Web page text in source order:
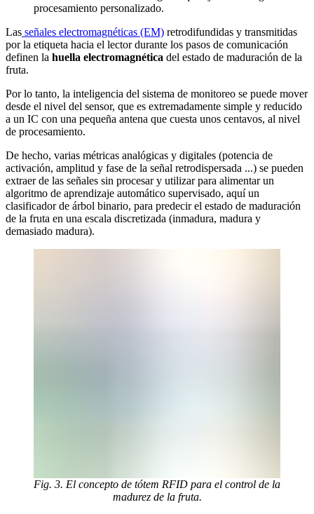
procesamiento personalizado.
Las señales electromagnéticas (EM) retrodifundidas y transmitidas
por la etiqueta hacia el lector durante los pasos de comunicación
definen la huella electromagnética del estado de maduración de la
fruta.
Por lo tanto, la inteligencia del sistema de monitoreo se puede mover
desde el nivel del sensor, que es extremadamente simple y reducido
a un IC con una pequeña antena que cuesta unos centavos, al nivel
de procesamiento.
De hecho, varias métricas analógicas y digitales (potencia de
activación, amplitud y fase de la señal retrodispersada ...) se pueden
extraer de las señales sin procesar y utilizar para alimentar un
algoritmo de aprendizaje automático supervisado, aquí un
clasificador de árbol binario, para predecir el estado de maduración
de la fruta en una escala discretizada (inmadura, madura y
demasiado madura).
Fig. 3. El concepto de tótem RFID para el control de la
madurez de la fruta.